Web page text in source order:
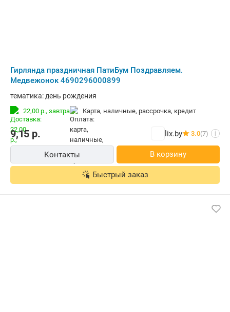
Гирлянда праздничная ПатиБум Поздравляем.
Медвежонок 4690296000899
тематика: день рождения
22,00 р., завтра карта, наличные, рассрочка, кредит
9,15 р. lix.by 3.0(7) i
Контакты В корзину
Быстрый заказ